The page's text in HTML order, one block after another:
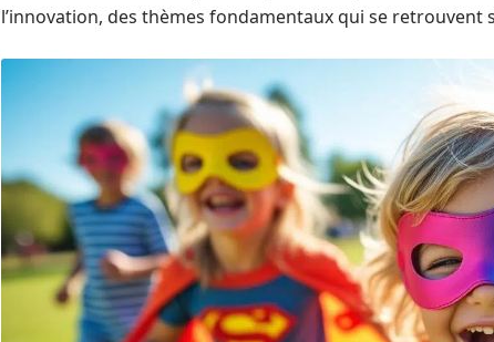
l’innovation, des thèmes fondamentaux qui se retrouvent